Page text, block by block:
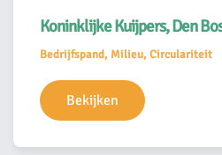
Koninklijke Kuijpers, Den
Bedrijfspand, Milieu, Circulariteit
Bekijken